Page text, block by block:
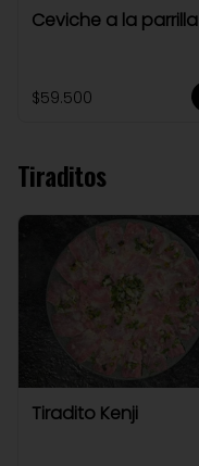
Ceviche a la parrilla
$59.500
Tiraditos
Tiradito Kenji